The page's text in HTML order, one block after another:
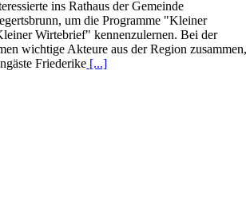
ins Rathaus der Gemeinde
um die Programme "Kleiner
Wirtebrief" kennenzulernen. Bei der
wichtige Akteure aus der Region
Friederike [...]